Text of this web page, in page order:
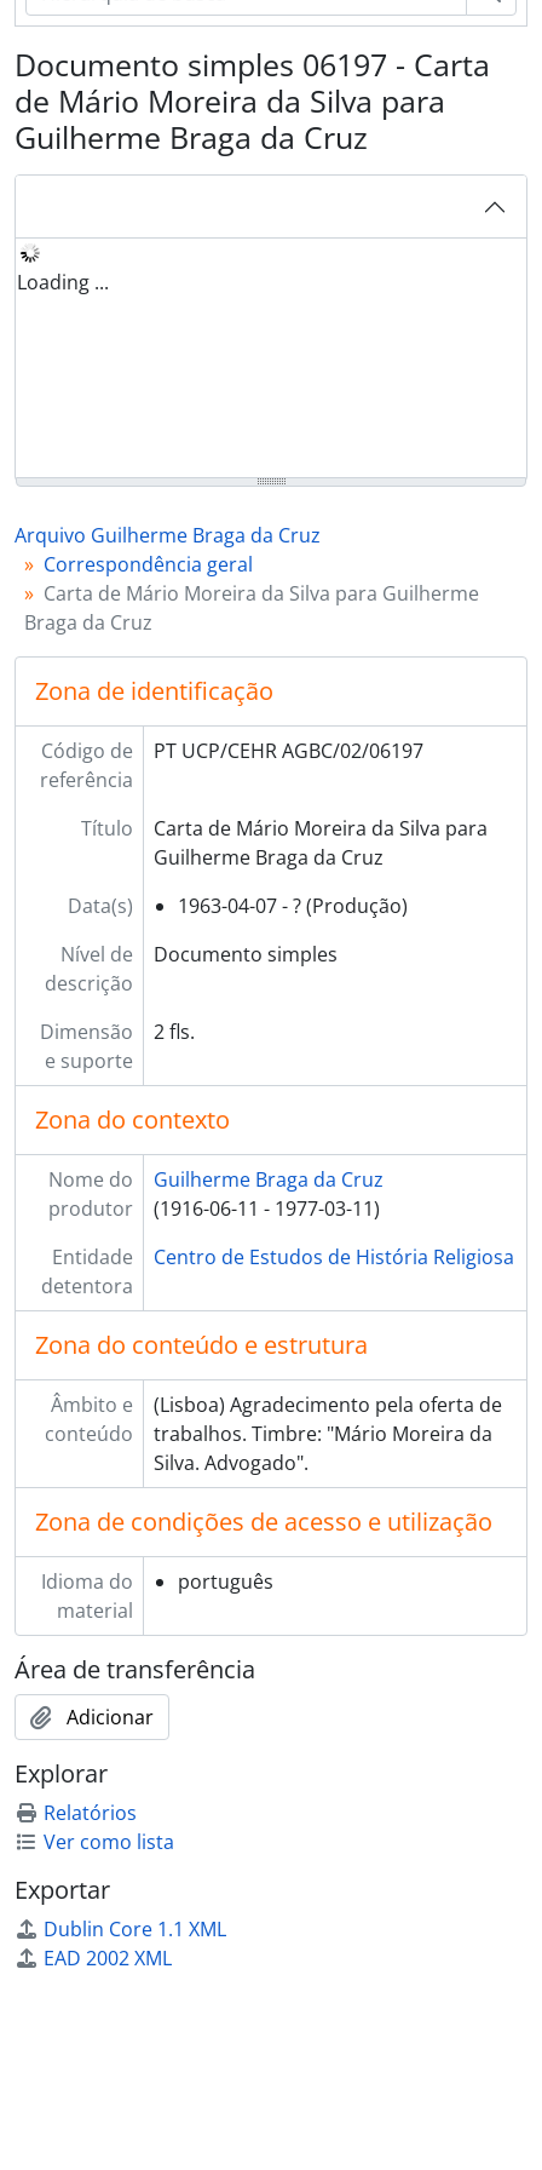
Documento simples 06197 - Carta
de Mário Moreira da Silva para
Guilherme Braga da Cruz
Loading ...
Arquivo Guilherme Braga da Cruz
Correspondência geral
Carta de Mário Moreira da Silva para Guilherme
Braga da Cruz
Zona de identificação
Código de
referência
PT UCP/CEHR AGBC/02/06197
Título
Carta de Mário Moreira da Silva para
Guilherme Braga da Cruz
Data(s)
1963-04-07 - ? (Produção)
Nível de
descrição
Documento simples
Dimensão
e suporte
2 fls.
Zona do contexto
Nome do
produtor
Guilherme Braga da Cruz
(1916-06-11 - 1977-03-11)
Entidade
detentora
Centro de Estudos de História Religiosa
Zona do conteúdo e estrutura
Âmbito e
conteúdo
(Lisboa) Agradecimento pela oferta de
trabalhos. Timbre: "Mário Moreira da
Silva. Advogado".
Zona de condições de acesso e utilização
Idioma do
material
português
Área de transferência
Adicionar
Explorar
Relatórios
Ver como lista
Exportar
Dublin Core 1.1 XML
EAD 2002 XML